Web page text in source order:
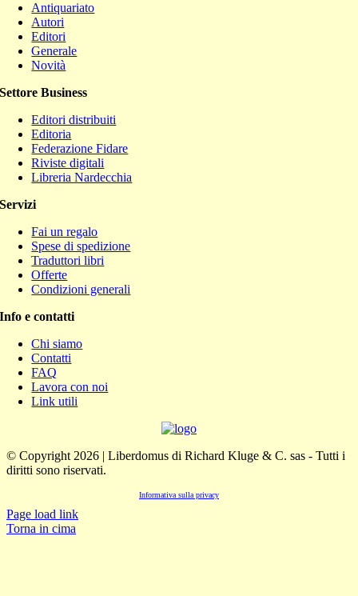
Antiquariato
Autori
Editori
Generale
Novità
Settore Business
Editori distribuiti
Editoria
Federazione Fidare
Riviste digitali
Libreria Nardecchia
Servizi
Fai un regalo
Spese di spedizione
Traduttori libri
Offerte
Condizioni generali
Info e contatti
Chi siamo
Contatti
FAQ
Lavora con noi
Link utili
© Copyright 2026 | Liberdomus di Richard Kluge & C. sas - Tutti i
diritti sono riservati.
Informativa sulla privacy
Page load link
Torna in cima